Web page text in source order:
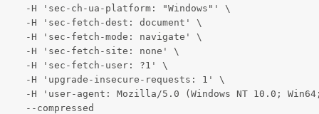
  -H 'sec-ch-ua-platform: "Windows"' \
  -H 'sec-fetch-dest: document' \
  -H 'sec-fetch-mode: navigate' \
  -H 'sec-fetch-site: none' \
  -H 'sec-fetch-user: ?1' \
  -H 'upgrade-insecure-requests: 1' \
-H 'user-agent: Mozilla/5.0 (Windows NT 10.0;
  --compressed